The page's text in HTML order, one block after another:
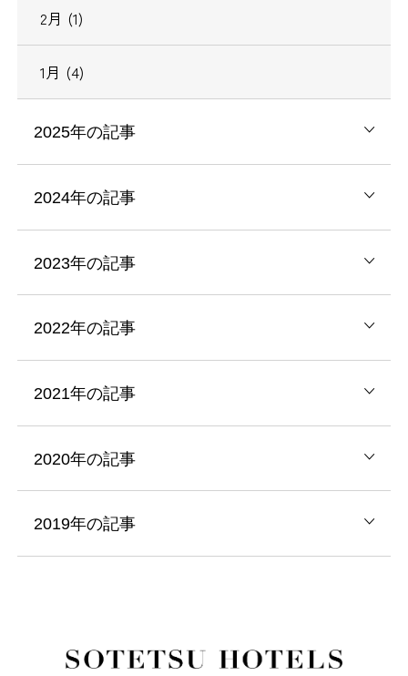
2月 (1)
1月 (4)
2025年の記事
2024年の記事
2023年の記事
2022年の記事
2021年の記事
2020年の記事
2019年の記事